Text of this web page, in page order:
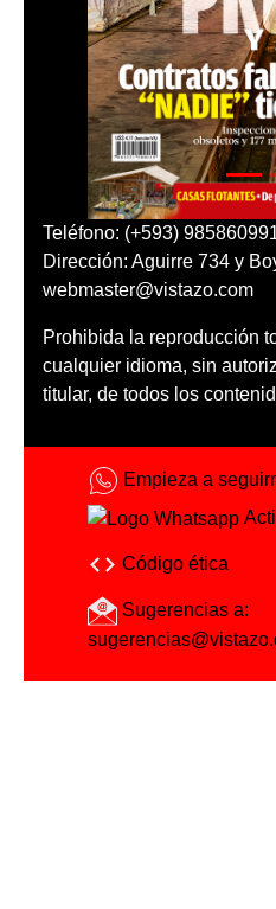
Teléfono: (+593)
Dirección: Aguirre 734 y
webmaster@vistazo.com
Prohibida la reproducción
cualquier idioma, sin
titular, de todos los
Empieza a
Código ética
Sugerencias a: